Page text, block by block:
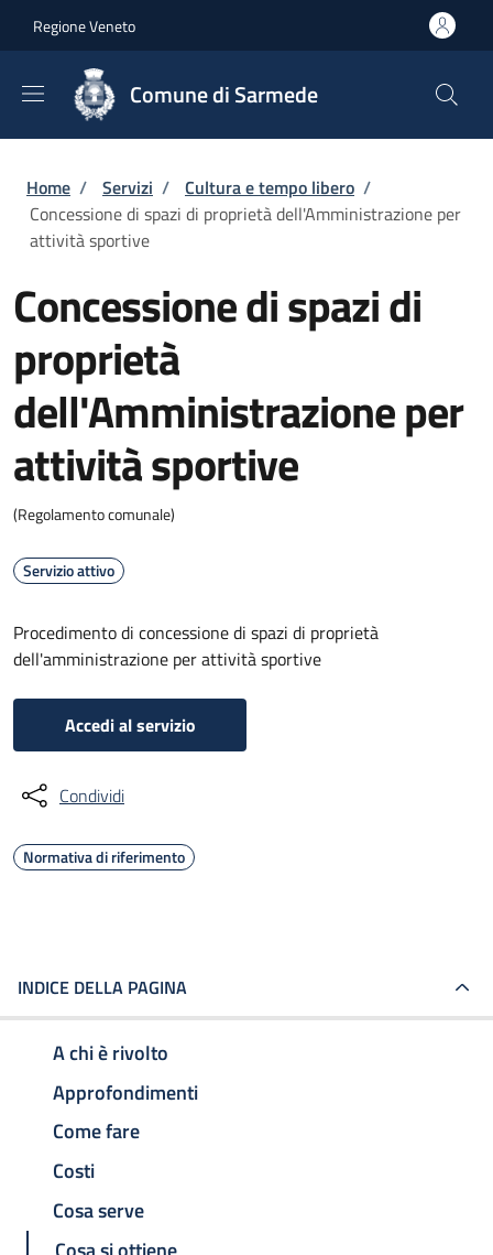
Regione Veneto
Comune di Sarmede
Briciole di pane
Home / Servizi / Cultura e tempo libero /
Concessione di spazi di proprietà dell'Amministrazione per
attività sportive
Concessione di spazi di
proprietà
dell'Amministrazione per
attività sportive
(Regolamento comunale)
Servizio attivo
Procedimento di concessione di spazi di proprietà
dell'amministrazione per attività sportive
Accedi al servizio
Condividi
Normativa di riferimento
INDICE DELLA PAGINA
A chi è rivolto
Approfondimenti
Come fare
Costi
Cosa serve